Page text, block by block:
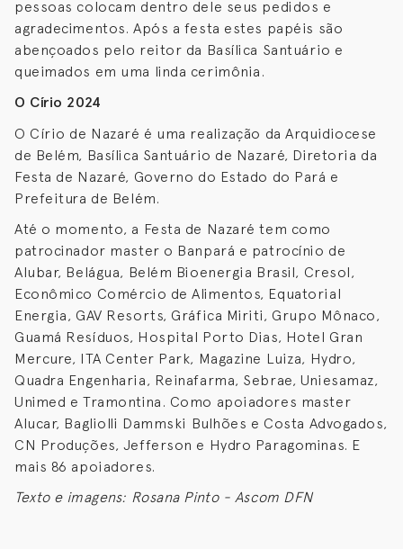
pessoas colocam dentro dele seus pedidos e
agradecimentos. Após a festa estes papéis são
abençoados pelo reitor da Basílica Santuário e
queimados em uma linda cerimônia.
O Círio 2024
O Círio de Nazaré é uma realização da Arquidiocese
de Belém, Basílica Santuário de Nazaré, Diretoria da
Festa de Nazaré, Governo do Estado do Pará e
Prefeitura de Belém.
Até o momento, a Festa de Nazaré tem como
patrocinador master o Banpará e patrocínio de
Alubar, Belágua, Belém Bioenergia Brasil, Cresol,
Econômico Comércio de Alimentos, Equatorial
Energia, GAV Resorts, Gráfica Miriti, Grupo Mônaco,
Guamá Resíduos, Hospital Porto Dias, Hotel Gran
Mercure, ITA Center Park, Magazine Luiza, Hydro,
Quadra Engenharia, Reinafarma, Sebrae, Uniesamaz,
Unimed e Tramontina. Como apoiadores master
Alucar, Bagliolli Dammski Bulhões e Costa Advogados,
CN Produções, Jefferson e Hydro Paragominas. E
mais 86 apoiadores.
Texto e imagens: Rosana Pinto - Ascom DFN